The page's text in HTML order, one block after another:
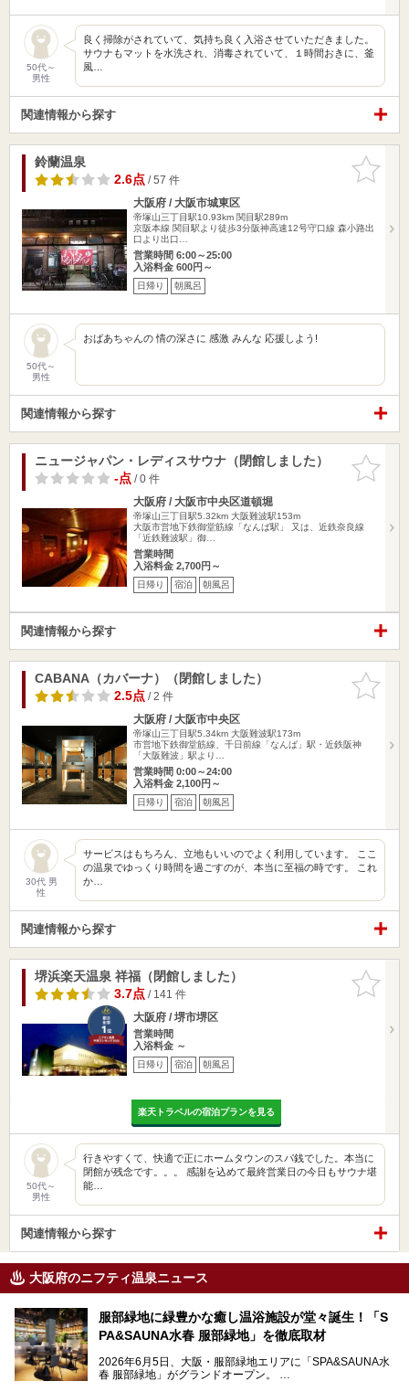
50代～
男性
良く掃除がされていて、気持ち良く入浴させていただきました。
サウナもマットを水洗され、消毒されていて、１時間おきに、釜
風…
関連情報から探す
お気に入
りに追加
鈴蘭温泉
2.6点/ 57 件
大阪府 / 大阪市城東区
帝塚山三丁目駅10.93km 関目駅289m
京阪本線 関目駅より徒歩3分阪神高速12号守口線 森小路出
口より出口…
営業時間 6:00～25:00
入浴料金 600円～
日帰り 朝風呂
50代～
男性
おばあちゃんの 情の深さに 感激 みんな 応援しよう!
関連情報から探す
お気に入
りに追加
ニュージャパン・レディスサウナ（閉館しました）
-点/ 0 件
大阪府 / 大阪市中央区道頓堀
帝塚山三丁目駅5.32km 大阪難波駅153m
大阪市営地下鉄御堂筋線「なんば駅」 又は、近鉄奈良線
「近鉄難波駅」御…
営業時間
入浴料金 2,700円～
日帰り 宿泊 朝風呂
関連情報から探す
お気に入
りに追加
CABANA（カバーナ）（閉館しました）
2.5点/ 2 件
大阪府 / 大阪市中央区
帝塚山三丁目駅5.34km 大阪難波駅173m
市営地下鉄御堂筋線、千日前線「なんば」駅・近鉄阪神
「大阪難波」駅より…
営業時間 0:00～24:00
入浴料金 2,100円～
日帰り 宿泊 朝風呂
30代 男
性
サービスはもちろん、立地もいいのでよく利用しています。 ここ
の温泉でゆっくり時間を過ごすのが、本当に至福の時です。 これ
か…
関連情報から探す
お気に入
りに追加
堺浜楽天温泉 祥福（閉館しました）
3.7点/ 141 件
大阪府 / 堺市堺区
営業時間
入浴料金 ～
日帰り 宿泊 朝風呂
楽天トラベルの宿泊プランを見る
50代～
男性
行きやすくて、快適で正にホームタウンのスパ銭でした。本当に
閉館が残念です。。。 感謝を込めて最終営業日の今日もサウナ堪
能…
関連情報から探す
大阪府のニフティ温泉ニュース
服部緑地に緑豊かな癒し温浴施設が堂々誕生！「S
PA&SAUNA水春 服部緑地」を徹底取材
2026年6月5日、大阪・服部緑地エリアに「SPA&SAUNA水
春 服部緑地」がグランドオープン。